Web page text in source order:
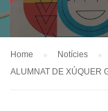
Home
Notícies
ALUMNAT DE XÚQUER